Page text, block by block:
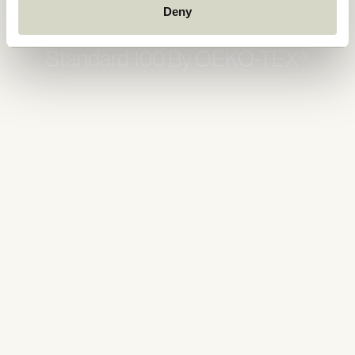
Deny
Standard 100 By OEKO-TEX®